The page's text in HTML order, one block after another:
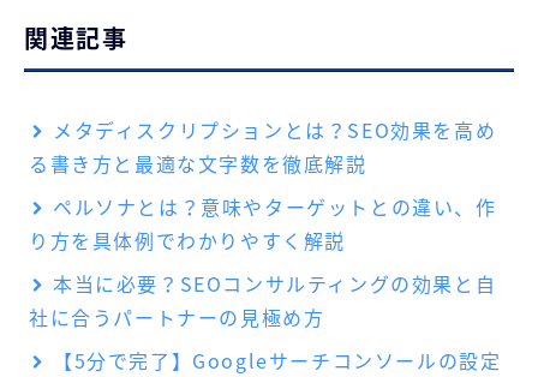
関連記事
メタディスクリプションとは？SEO効果を高め
る書き方と最適な文字数を徹底解説
ペルソナとは？意味やターゲットとの違い、作
り方を具体例でわかりやすく解説
本当に必要？SEOコンサルティングの効果と自
社に合うパートナーの見極め方
【5分で完了】Googleサーチコンソールの設定